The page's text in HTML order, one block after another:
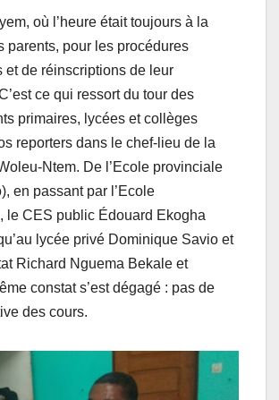
où l’heure était toujours à la
parents, pour les procédures
et de réinscriptions de leur
ce qui ressort du tour des
primaires, lycées et collèges
reporters dans le chef-lieu de la
Ntem. De l’Ecole provinciale
en passant par l’Ecole
le CES public Édouard Ekogha
lycée privé Dominique Savio et
Richard Nguema Bekale et
constat s’est dégagé : pas de
des cours.